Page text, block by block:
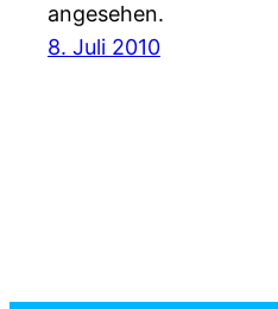
angesehen.
8. Juli 2010